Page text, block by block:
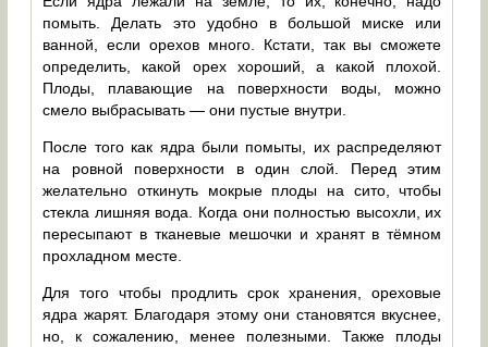
помыть. Делать это удобно в большой миске или
ванной, если орехов много. Кстати, так вы сможете
определить, какой орех хороший, а какой плохой.
Плоды, плавающие на поверхности воды, можно
смело выбрасывать — они пустые внутри.
После того как ядра были помыты, их распределяют
на ровной поверхности в один слой. Перед этим
желательно откинуть мокрые плоды на сито, чтобы
стекла лишняя вода. Когда они полностью высохли, их
пересыпают в тканевые мешочки и хранят в тёмном
прохладном месте.
Для того чтобы продлить срок хранения, ореховые
ядра жарят. Благодаря этому они становятся вкуснее,
но, к сожалению, менее полезными. Также плоды